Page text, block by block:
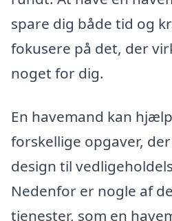
spare dig både tid og
fokusere på det, der
noget for dig.
En havemand kan
forskellige opgaver,
design til
Nedenfor er nogle af
tjenester, som en